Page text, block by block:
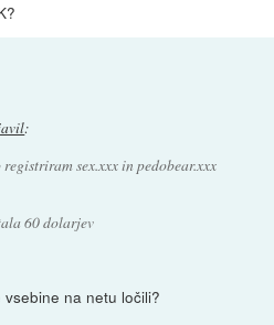
:
sex.xxx in pedobear.xxx
60 dolarjev
na netu ločili?